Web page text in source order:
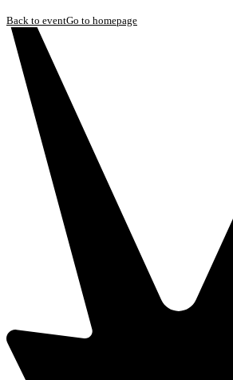
Back to eventGo to homepage